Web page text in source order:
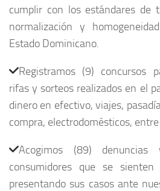
cumplir con los estándares de
normalización y
Estado Dominicano.
Registramos (9) concursos
rifas y sorteos realizados en el
dinero en efectivo, viajes,
compra, electrodomésticos,
Acogimos (89) denuncias
consumidores que se
presentando sus casos ante